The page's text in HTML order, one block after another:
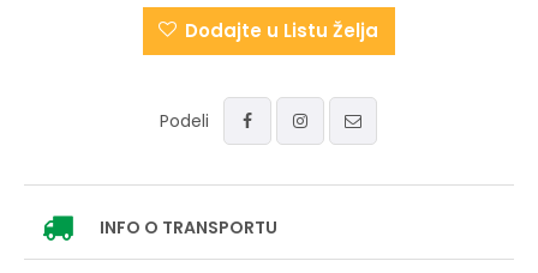
Dodajte u Listu Želja
Podeli
INFO O TRANSPORTU